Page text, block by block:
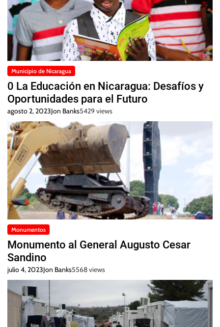
Municipio de Nicaragua
0 La Educación en Nicaragua: Desafíos y
Oportunidades para el Futuro
agosto 2, 2023Jon Banks5429 views
Monumentos
Monumento al General Augusto Cesar
Sandino
julio 4, 2023Jon Banks5568 views